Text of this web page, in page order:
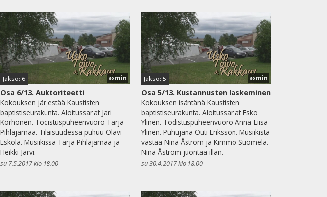
Jakso: 6 60 min
Osa 6/13. Auktoriteetti
Kokouksen järjestää Kaustisten
baptistiseurakunta. Aloitussanat Jari
Korhonen. Todistuspuheenvuoro Tarja
Pihlajamaa. Tilaisuudessa puhuu Olavi
Eskola. Musiikissa Tarja Pihlajamaa ja
Heikki Järvi.
su 7.5.2017 klo 18.00
Jakso: 5 60 min
Osa 5/13. Kustannusten laskeminen
Kokouksen isäntänä Kaustisten
baptistiseurakunta. Aloitussanat Esko
Ylinen. Todistuspuheenvuoro Anna-Liisa
Ylinen. Puhujana Outi Eriksson. Musiikista
vastaa Nina Åstrom ja Kimmo Suomela.
Nina Åström juontaa illan.
su 30.4.2017 klo 18.00